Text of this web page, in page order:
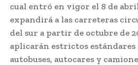
cual entró en vigor el 8 de abril
expandirá a las carreteras
del sur a partir de octubre de
aplicarán estrictos estándares
autobuses, autocares y